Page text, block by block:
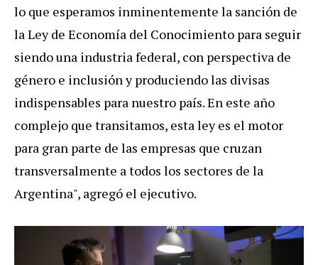
lo que esperamos inminentemente la sanción de
la Ley de Economía del Conocimiento para seguir
siendo una industria federal, con perspectiva de
género e inclusión y produciendo las divisas
indispensables para nuestro país. En este año
complejo que transitamos, esta ley es el motor
para gran parte de las empresas que cruzan
transversalmente a todos los sectores de la
Argentina", agregó el ejecutivo.